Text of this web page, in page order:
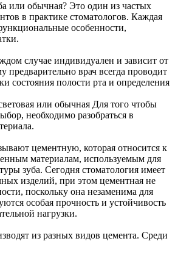
или обычная? Это один из частых
в практике стоматологов. Каждая
особенности,
случае индивидуален и зависит от
предварительно врач всегда проводит
состояния полости рта и определения
или обычная Для того чтобы
необходимо разобраться в
цементную, которая относится к
материалам, используемым для
зуба. Сегодня стоматология имеет
изделий, при этом цементная не
поскольку она незаменима для
особая прочность и устойчивость
нагрузки.
из разных видов цемента. Среди